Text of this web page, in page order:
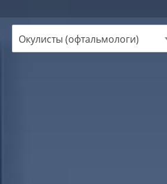
Окулисты (офтальмологи)